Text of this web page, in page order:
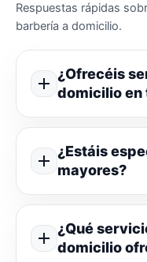
Respuestas rápidas
barbería a domicilio.
¿Ofrecéis
domicilio en
¿Estáis
mayores?
¿Qué
domicilio